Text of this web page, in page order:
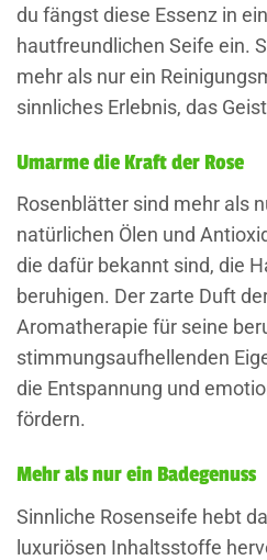
du fängst diese Essenz in
hautfreundlichen Seife ein.
mehr als nur ein
sinnliches Erlebnis, das
Umarme die Kraft der Rose
Rosenblätter sind mehr als
natürlichen Ölen und
die dafür bekannt sind, die
beruhigen. Der zarte Duft
Aromatherapie für seine
stimmungsaufhellenden
die Entspannung und
fördern.
Mehr als nur ein Badegenuss
Sinnliche Rosenseife hebt
luxuriösen Inhaltsstoffe